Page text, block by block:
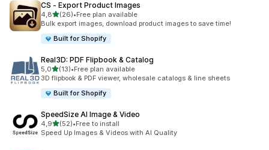
CS ‑ Export Product Images
4,8de 5 estrelas
(26)
26 total de avaliações
•Free plan available
Bulk export images, download product images to save time!
Built for Shopify
Real3D: PDF Flipbook & Catalog
5,0de 5 estrelas
(13)
13 total de avaliações
•Free plan available
3D flipbook & PDF viewer, wholesale catalogs & line sheets
Built for Shopify
SpeedSize AI Image & Video
4,9de 5 estrelas
(52)
52 total de avaliações
•Free to install
Speed Up Images & Videos with AI Quality